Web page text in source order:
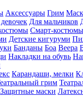
Аксессуары Грим
Для мальчиков
Смарт-костюмы
Детские кигуруми
Банданы Боа Веера
Накладки на обувь
Карандаши, мелки
грим
Защитные маски